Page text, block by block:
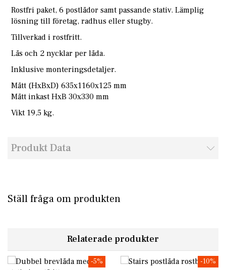
Rostfri paket, 6 postlådor samt passande stativ. Lämplig
lösning till företag, radhus eller stugby.
Tillverkad i rostfritt.
Lås och 2 nycklar per låda.
Inklusive monteringsdetaljer.
Mått (HxBxD) 635x1160x125 mm
Mått inkast HxB 30x330 mm
Vikt 19,5 kg.
Produkt Data
Ställ fråga om produkten
Relaterade produkter
-5% -10%